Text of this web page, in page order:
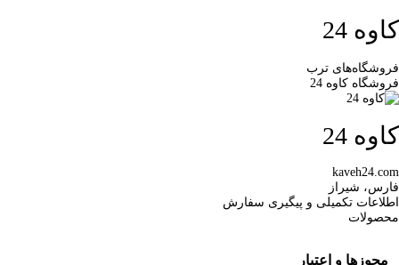
کاوه 24
فروشگاه‌های ترب
فروشگاه کاوه 24
کاوه 24
kaveh24.com
فارس، شیراز
اطلاعات تکمیلی و پیگیری سفارش
محصولات
مجوزها و اعتبار